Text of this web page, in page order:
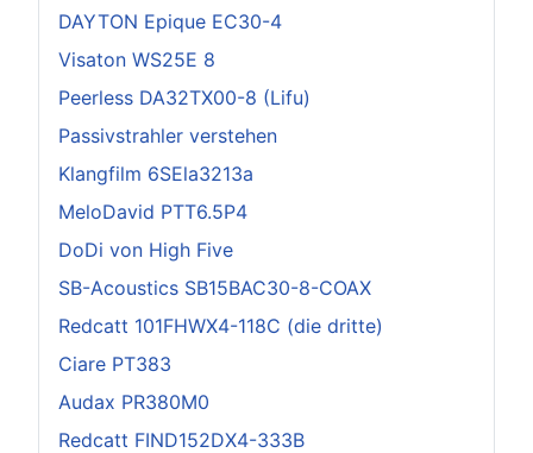
DAYTON Epique EC30-4
Visaton WS25E 8
Peerless DA32TX00-8 (Lifu)
Passivstrahler verstehen
Klangfilm 6SEla3213a
MeloDavid PTT6.5P4
DoDi von High Five
SB-Acoustics SB15BAC30-8-COAX
Redcatt 101FHWX4-118C (die dritte)
Ciare PT383
Audax PR380M0
Redcatt FIND152DX4-333B